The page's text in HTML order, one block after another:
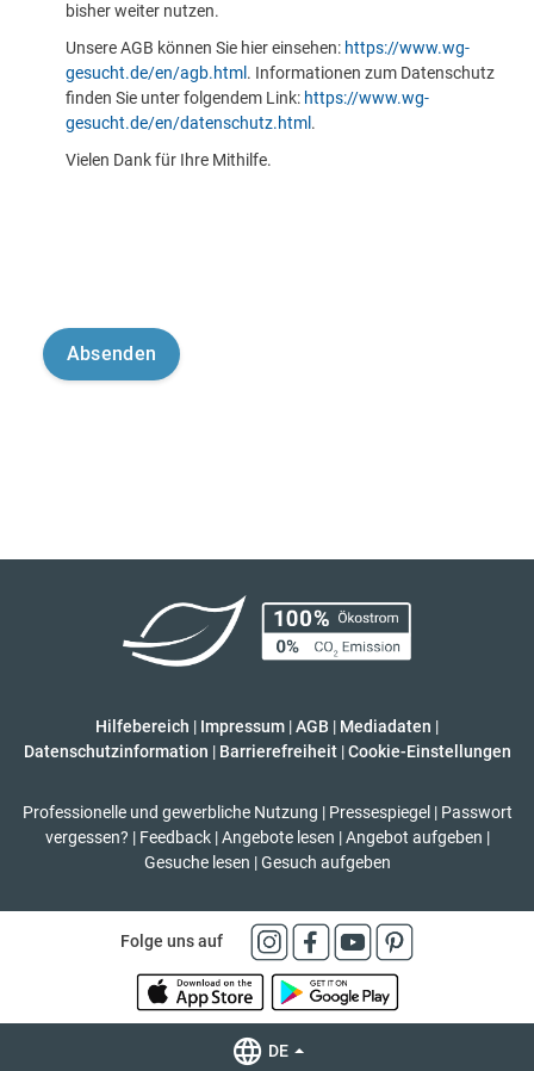
bisher weiter nutzen.
Unsere AGB können Sie hier einsehen: https://www.wg-
gesucht.de/en/agb.html . Informationen zum Datenschutz
finden Sie unter folgendem Link: https://www.wg-
gesucht.de/en/datenschutz.html .
Vielen Dank für Ihre Mithilfe.
Hilfebereich | Impressum |AGB | Mediadaten |
Datenschutzinformation | Barrierefreiheit | Cookie-Einstellungen
Professionelle und gewerbliche Nutzung | Pressespiegel | Passwort
vergessen? | Feedback | Angebote lesen | Angebot aufgeben |
Gesuche lesen | Gesuch aufgeben
Folge uns auf
DE